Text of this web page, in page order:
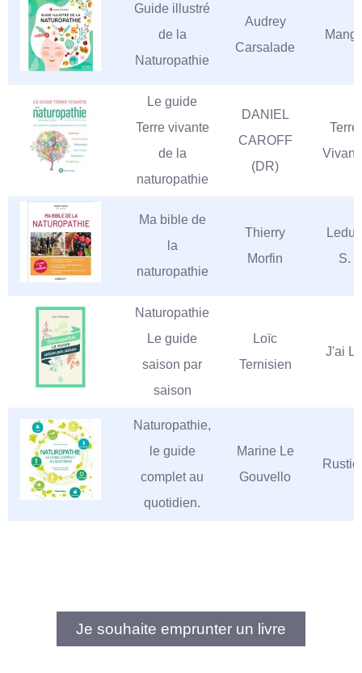
Guide illustré
de la
Naturopathie
Audrey
Carsalade
Le guide
Terre vivante
de la
naturopathie
DANIEL
CAROFF
(DR)
Terre
Ma bible de
la
naturopathie
Thierry
Morfin
Leduc
S.
Naturopathie
Le guide
saison par
saison
Loïc
Ternisien
J'ai Lu
Naturopathie,
le guide
complet au
quotidien.
Marine Le
Gouvello
Je souhaite emprunter un livre